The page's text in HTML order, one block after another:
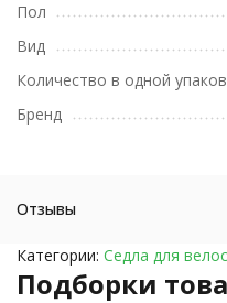
Пол
Вид
Количество в одной
Бренд
Отзывы
Категории: Седла для
Подборки